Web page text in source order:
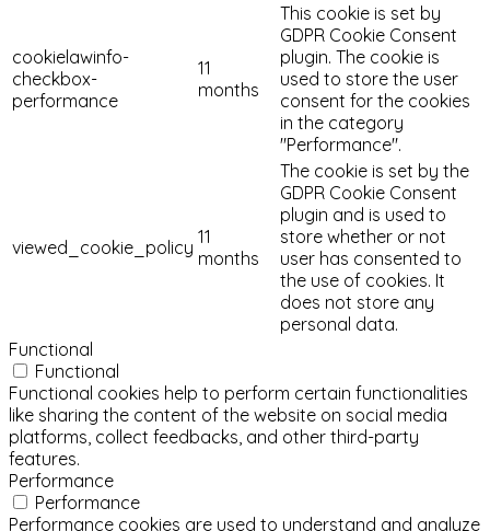
cookielawinfo-
checkbox-
performance
11
months
This cookie is set by
GDPR Cookie Consent
plugin. The cookie is
used to store the user
consent for the cookies
in the category
"Performance".
viewed_cookie_policy 11
months
The cookie is set by the
GDPR Cookie Consent
plugin and is used to
store whether or not
user has consented to
the use of cookies. It
does not store any
personal data.
Functional
Functional
Functional cookies help to perform certain functionalities
like sharing the content of the website on social media
platforms, collect feedbacks, and other third-party
features.
Performance
Performance
Performance cookies are used to understand and analyze